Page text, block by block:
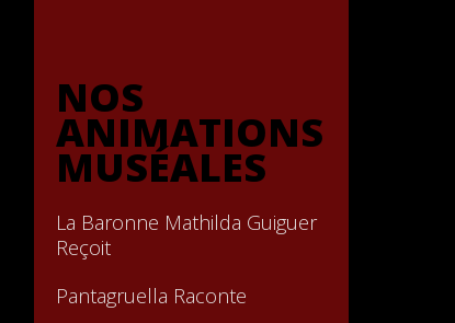
NOS
ANIMATIONS
MUSÉALES
La Baronne Mathilda Guiguer
Reçoit
Pantagruella Raconte